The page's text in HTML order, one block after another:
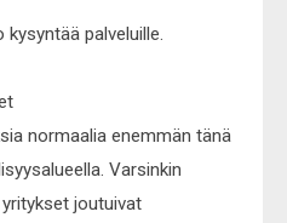
palveluille.
normaalia enemmän tänä
Varsinkin
yritykset joutuivat